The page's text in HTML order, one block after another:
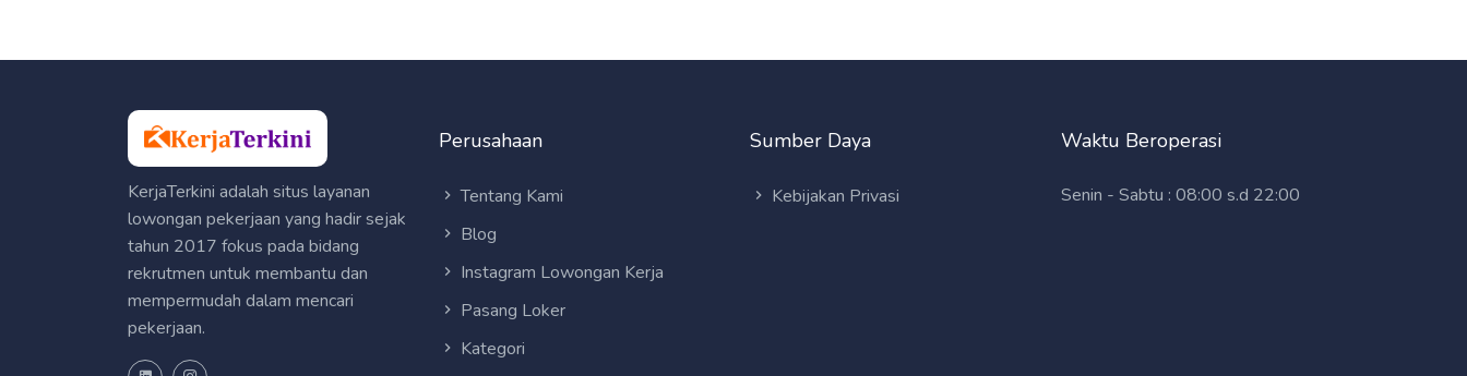
KerjaTerkini adalah situs layanan
lowongan pekerjaan yang hadir sejak
tahun 2017 fokus pada bidang
rekrutmen untuk membantu dan
mempermudah dalam mencari
pekerjaan.
Perusahaan
Tentang Kami
Blog
Instagram Lowongan Kerja
Pasang Loker
Kategori
Sumber Daya
Kebijakan Privasi
Waktu Beroperasi
Senin - Sabtu : 08:00 s.d 22:00